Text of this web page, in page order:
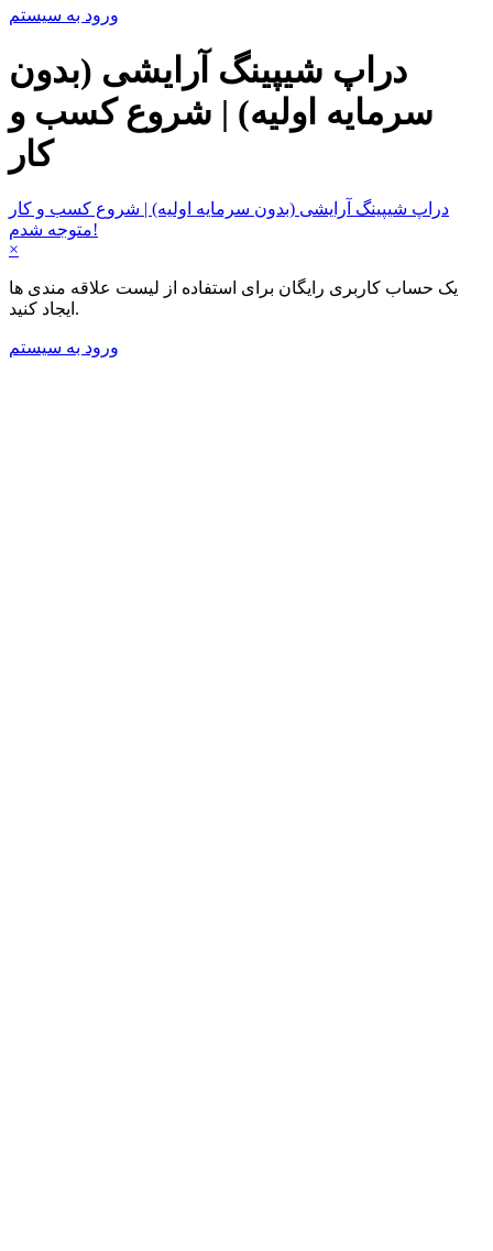
ورود به سیستم
دراپ شیپینگ آرایشی (بدون
سرمایه اولیه) | شروع کسب و
کار
دراپ شیپینگ آرایشی (بدون سرمایه اولیه) | شروع کسب و کار
متوجه شدم!
×
یک حساب کاربری رایگان برای استفاده از لیست علاقه مندی ها
ایجاد کنید.
ورود به سیستم